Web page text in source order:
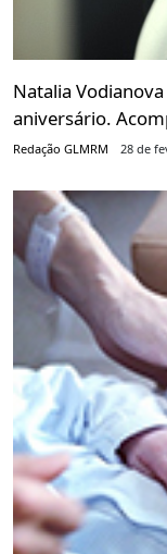
Natalia
aniversário.
Redação GLMRM 28 de